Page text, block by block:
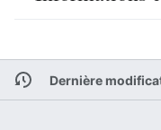
Dernière